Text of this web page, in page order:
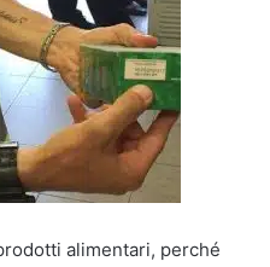
alimentari, perché